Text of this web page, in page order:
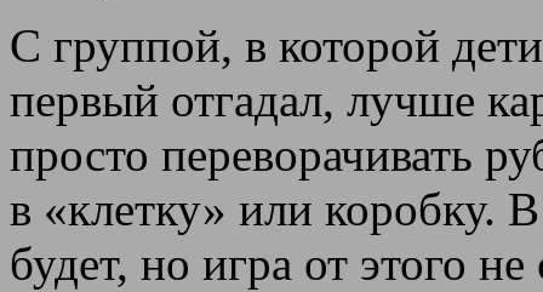
С группой, в которой
первый отгадал, лучше
просто переворачивать
в «клетку» или коробку.
будет, но игра от этого